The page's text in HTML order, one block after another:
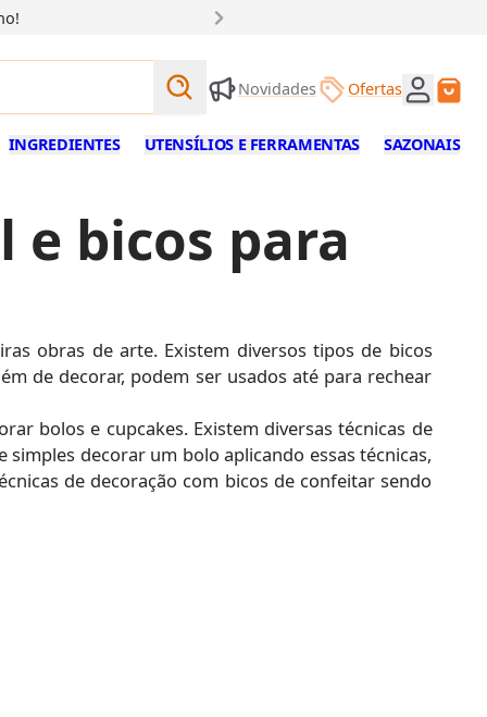
Buscar produtos
Buscar
Novidades Ofertas
INGREDIENTES UTENSÍLIOS E FERRAMENTAS SAZONAIS
e bicos para
obras de arte. Existem diversos tipos de bicos
de decorar, podem ser usados até para rechear
bolos e cupcakes. Existem diversas técnicas de
decorar um bolo aplicando essas técnicas,
de decoração com bicos de confeitar sendo